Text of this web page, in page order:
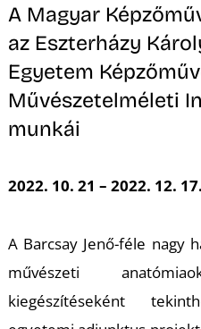
A Magyar
az Eszterházy
Egyetem
Művészetelméleti
munkái
2022. 10. 21 – 2022. 12. 17.
A Barcsay Jenő-féle nagy
művészeti
kiegészítéseként